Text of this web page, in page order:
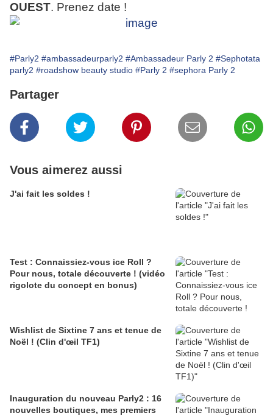
OUEST. Prenez date !
#Parly2 #ambassadeurparly2 #Ambassadeur Parly 2 #Sephotata
parly2 #roadshow beauty studio #Parly 2 #sephora Parly 2
Partager
Vous aimerez aussi
J'ai fait les soldes !
Test : Connaissiez-vous ice Roll ?
Pour nous, totale découverte ! (vidéo
rigolote du concept en bonus)
Wishlist de Sixtine 7 ans et tenue de
Noël ! (Clin d'œil TF1)
Inauguration du nouveau Parly2 : 16
nouvelles boutiques, mes premiers